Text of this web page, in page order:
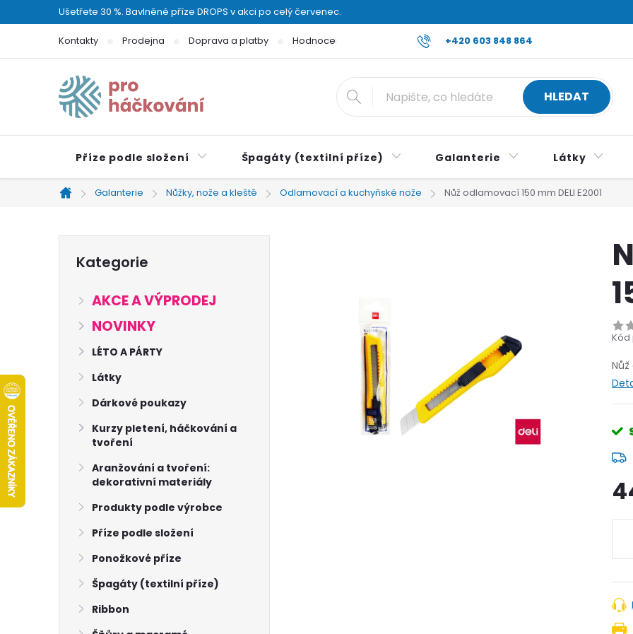
na
Ušetřete 30 %. Bavlněné příze DROPS v akci po celý červenec.
+420 603 848 864
Kontakty Prodejna Doprava a platby Hodnocení obchodu Reklamace a vrácení zboží Všeobecné
HLEDAT
Příze podle složení Špagáty (textilní příze) Galanterie Látky
Domů
Galanterie Nůžky, nože a kleště Odlamovací a kuchyňské nože Nůž odlamovací 150 mm DELI E2001
kategorie
Kategorie
AKCE A VÝPRODEJ
NOVINKY
LÉTO A PÁRTY
Látky
Dárkové poukazy
Kurzy pletení, háčkování a
tvoření
Aranžování a tvoření:
dekorativní materiály
Produkty podle výrobce
Příze podle složení
Ponožkové příze
Špagáty (textilní příze)
Ribbon
Kód
Nůž